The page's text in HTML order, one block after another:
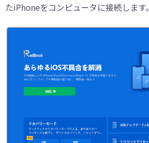
たiPhoneをコンピュータに接続します。